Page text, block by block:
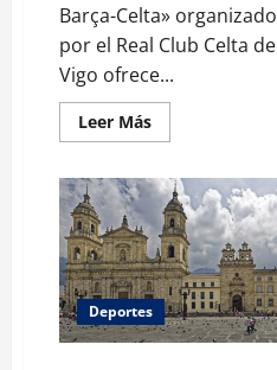
Barça-Celta» organizado
por el Real Club Celta de
Vigo ofrece...
Leer MásLeer más acerca de TÉRMINOS Y CONDICIONES DEL CONCURSO «Sorteo Celeste Torre de Núñez: Barça-Celta» IDENTIFICACIÓN EMPRESA ORGANIZADORA El REAL CLUB CELTA DE VIGO, S.A.D., (“RC Celta”), con NIF A-36.609.105, con domicilio social en C/ Príncipe (C.P. 36.202 – Vigo – Pontevedra) organiza el concurso denominado «Sorteo Celeste Torre de Núñez: Barça-Celta» (“Concurso”), el cual se rige por las condiciones que a continuación se establecen. OBJETO DEL CONCURSO El presente Concurso tiene por objeto sortear un (1) jamón de la marca Torre de Núñez. El RC Celta gestionará el Concurso a través del perfil oficial del club en Instagram (“Medios Web”) en una publicación colaborativa con la cuenta de Instagram @torredenunez PREMIO El premio del Concurso consistirá en un (1) jamón de la marca Torre de Núñez. Para ello se elegirá un (1) único ganador o ganadora. El día 27 de abril de 2026 a la hora señalada a tal efecto (12:00 hora española), el RC Celta comunicará a través de su web oficial y perfil oficial en Instagram el nombre del ganador o ganadora y, asimismo, se comunicará por mensaje privado con el ganador para comunicarle el procedimiento de recogida del premio. El premio no puede ser canjeado por importe en metálico, ni ser objeto de cambio, alteración, compensación o cesión a cargo del ganador. Asimismo, el premio es personal e intransferible, por lo que únicamente se entregará a la persona ganadora. PLAZO DE PARTICIPACIÓN El Concurso comenzará el 19 de abril de 2026 a las 17:00 hora española y finalizará el 27 de abril de 2026 a las 11:55 hora española. Sólo se podrá participar durante el referido período de tiempo. El RC Celta se reserva el derecho a modificar la duración del Concurso, previa comunicación pública a través de su Sitio Web y a modificar o cambiar total o parcialmente los presentes términos y condiciones, así como a aplazar, interrumpir o finalizar el Concurso en cualquier momento. CONCURSANTES Y REGLAS DE PARTICIPACIÓN El Concurso está abierto a la participación de cualquier persona que: sea mayor de edad (18 años); disponga de capacidad legal para obligarse y consentir. Asimismo, para poder participar en el Concurso, las personas que reúnan los requisitos mencionados (“Concursante” o “Concursantes”) deberán cumplir los siguientes requisitos: – Seguir el perfil oficial del RC Celta (@rccelta) en Instagram. – Seguir el perfil oficial de Torre de Núñez (@torredenunez) en Instagram. – Dar «Me Gusta» en la publicación del sorteo. – Mencionar en la sección de comentarios de la publicación -específica del sorteo- a un usuario/a de Instagram. – Leer y aceptar los presentes términos y condiciones del Concurso. Los Concursantes contarán con participaciones ilimitadas por participante. El RC Celta se reserva el derecho de excluir automática e inmediatamente del presente Concurso a cualquiera de los Concursantes que transgreda las normas de la buena fe, muestre una conducta mendaz o inadecuada, emplee medios fraudulentos o incumpla estas bases en cualquiera de sus extremos. MECÁNICA DEL CONCURSO Y ELECCIÓN DE LOS GANADORES La selección del ganador del Concurso se realizará de manera aleatoria por sorteo privado a través de la herramienta Simpliers. A estos efectos, se incluirán todos los participantes que hayan reunido los requisitos mencionados anteriormente y no incurran en ninguna de las causas de descalificación mencionadas en el apartado anterior. En la realización del sorteo se extraerá un (1) único ganador entre todos los participantes. El premio quedará vacante en el caso de que el agraciado no pueda ser localizado y/o no hayan confirmado su participación. COMUNICACIÓN DE LOS GANADORES El nombre y apellidos del ganador, o su nombre de usuario, se publicará el día 24 de abril 2026, a través del Sitio Web del RC Celta y los perfiles oficiales de Instagram del RC Celta y Torre de Núñez. Asimismo, RC Celta y Torre de Núñez se pondrán en contacto mediante comunicación individualizada con el ganador para informarle del premio obtenido en el Concurso. El ganador dispondrá hasta el día 30 de abril de 2026 (hasta las 23:59 horas CET), para manifestar, por la misma vía, si acepta o rechazan el premio y para facilitar sus datos de contacto (nombre, dirección y teléfono). Se entenderá que rechaza el premio si no contesta al mensaje en el plazo de tiempo previsto. El RC Celta y Torre de Núñez no se hacen responsables de no poder contactar con el ganador y, por consiguiente, que no se le pueda otorgar el premio por haber facilitado datos incorrectos y/o por problemas técnicos. En tal caso, el premio quedará vacante. La aceptación del premio por el ganador/a, supone dar el consentimiento al RC Celta para utilizar, con fines divulgativos, su nombre e imagen en el material promocional relacionado con este Concurso. ACEPTACIÓN DE LAS BASES DEL CONCURSO La participación en el Concurso supone la aceptación plena e incondicional de estas condiciones generales por parte de cada uno de los Concursantes. Asimismo, el RC Celta no será responsable si por causas ajenas o de fuerza mayor, el Concurso no pudiera llevarse a cabo en alguno de sus términos especificados anteriormente, sin otra obligación para los organizadores, que la publicación de la nueva mecánica por similares medios a los empleados para la difusión inicial del mismo. DEBER DE CONFIDENCIALIDAD Todos los ganadores, por su mera participación en el presente Concurso, se comprometen a guardar secreto y confidencialidad sobre cualquier dato o información a la que tenga acceso con ocasión del Concurso en general. Todo ello, con independencia del soporte en que se encuentre la información a la que se tenga acceso, de forma oral, escrita o por cualquier otro medio. Dicha obligación se mantendrá durante toda la vigencia del proceso y aun después de finalizado el mismo por cualquier causa. RESPONSABILIDAD El RC Celta se exime de cualquier tipo de responsabilidad la organización y desarrollo del Concurso y, en especial, con carácter enunciativo pero no limitativo, no se responsabiliza: – De los incumplimientos o infracciones de ningún tipo relacionados con este Concurso, y se exime de cualquier tipo de responsabilidad en caso de pérdida sufrida por los Concursantes en relación con el premio y demás aspectos de este Concurso. – Del uso indebido de los premios realizado por los ganadores del mismo. – Del supuesto en que exista algún error en los datos facilitados por el propio agraciado que impidiera su identificación. – Del mal funcionamiento de correos (expresamente no se responsabiliza de las posibles pérdidas, deterioros, robos o cualquier otra circunstancia imputable a correos que puedan afectar al envío del premio) o de las redes de comunicación telefónicas y/o electrónicas que impidan el mal desarrollo del Concurso por causas ajenas a ellas y especialmente por actos externos de mala fe. – De aquellos daños y perjuicios de toda naturaleza que puedan deberse a la falta temporal de disponibilidad o de continuidad del funcionamiento de los servicios mediante los que se participa, a la defraudación de la utilidad que los usuarios hubieren podido atribuir a los mismos, y en particular, aunque no de modo exclusivo, a los fallos en el acceso a las distintas páginas y envíos de respuestas de participación a través de internet, o comunicaciones telefónicas habilitadas al efecto. Asimismo, el Concursante exime cualquier tipo de responsabilidad y mantendrá indemne al RC Celta y sus colaboradores de cualquier reclamación como consecuencia de los daños y perjuicios, ya sean físicos o de cualquier otra índole, que pudiera sufrir los Concursantes ganadores por cualquier acción u omisión no imputable a éstos y que pudieran derivarse de la actividad que desarrollará con el premio concedido. Además, el RC Celta se reserva expresamente el derecho a: – Modificar o suspender el Concurso, siempre que concurra causa justificada o por motivos de fuerza mayor que impidan llevarla a término, y con el compromiso de comunicar con la suficiente antelación las nuevas bases y/o condiciones, o en su caso, la anulación definitiva. – Cambiar el premio por otro de igual o mayor valor cuando concurra justa causa o por motivos de fuerza mayor. – Aplazar o ampliar el período del Concurso, así como la facultad de interpretar las presentes bases legales. – Acortar, prorrogar, modificar o cancelar ese Concurso, si concurrieran circunstancias excepcionales que impidieran su realización, comunicando dichas circunstancias de manera que se evite cualquier perjuicio para los Concursantes en el sorteo. – Eliminar del Concurso por causa justificada a cualquier usuario que defraude, altere o inutilice el buen funcionamiento y el transcurso normal y reglamentario de la misma. PROTECCIÓN DE DATOS DE CARÁCTER PERSONAL En cumplimiento de lo dispuesto en el Reglamento Europeo 2016/679 General de Protección de Datos, así como en cualquier ley nacional que resulte de aplicación, le informamos de que en el RC Celta trataremos los datos personales que nos facilite en virtud de su participación en el Concurso para las siguientes finalidades y solo para el caso de que haya consentido las mismas marcando las casillas de verificación a tal efecto: Participación y desarrollo del Concurso: El RC Celta incluirá sus datos personales como Concursante en el sorteo para realizar el mismo, ponerse en contacto con usted en caso de resultar ganador y para gestionar la correcta ejecución del premio. Envío de comunicaciones comerciales para la difusión y promoción las actividades del RC Celta: El RC Celta podrá, previo consentimiento del Concursante, remitirle comunicaciones comerciales por medios electrónicos (email) y otros equivalentes (teléfono, SMS, aplicaciones móviles de mensajería) sobre la difusión y promoción de las actividades inherentes a su objeto social, así como de otras entidades con las que mantenga un acuerdo de colaboración. Elaboración de perfiles: El RC Celta podrá, previo consentimiento del Concursante, reali
Deportes